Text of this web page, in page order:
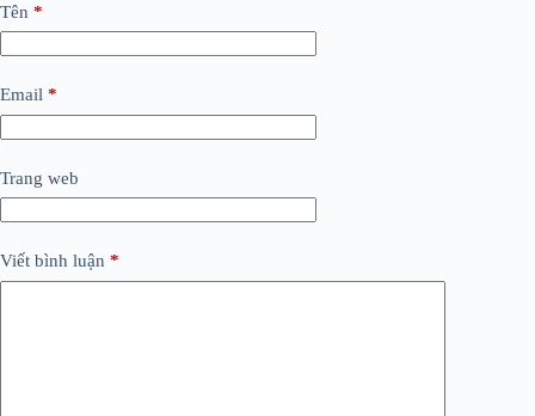
Tên *
Email *
Trang web
Viết bình luận *